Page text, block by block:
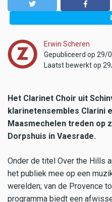
Erwin Scheren
Gepubliceerd op 29/
Laatst bewerkt op
Het Clarinet Choir uit
klarinetensembles Clarini
Maasmechelen treden op
Dorpshuis in Vaesrade.
Onder de titel Over the Hills
het publiek mee op een
werelden; van de Provence
programma biedt een